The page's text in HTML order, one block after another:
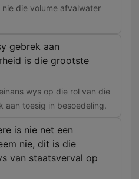
nie die volume afvalwater
gebrek aan
is die grootste
wys op die rol van die
aan toesig in besoedeling.
is nie net een
nie, dit is die
van staatsverval op